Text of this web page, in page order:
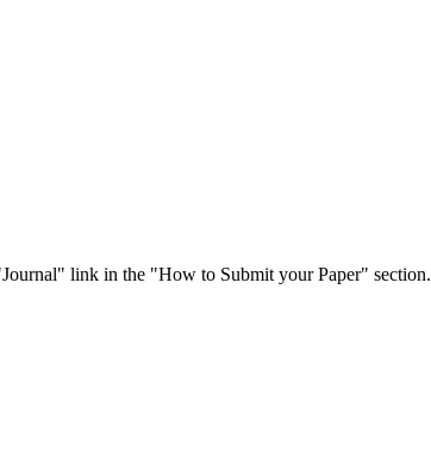
link in the "How to Submit your Paper" section.